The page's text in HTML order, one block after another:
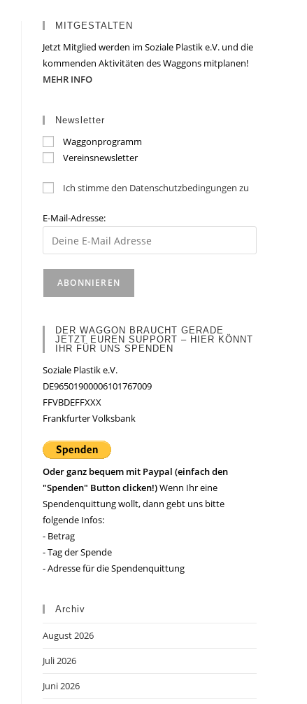
MITGESTALTEN
Jetzt Mitglied werden im Soziale Plastik e.V. und die
kommenden Aktivitäten des Waggons mitplanen!
MEHR INFO
Newsletter
Waggonprogramm
Vereinsnewsletter
Ich stimme den Datenschutzbedingungen zu
E-Mail-Adresse:
DER WAGGON BRAUCHT GERADE
JETZT EUREN SUPPORT – HIER KÖNNT
IHR FÜR UNS SPENDEN
Soziale Plastik e.V.
DE96501900006101767009
FFVBDEFFXXX
Frankfurter Volksbank
Oder ganz bequem mit Paypal (einfach den
"Spenden" Button clicken!)Wenn Ihr eine
Spendenquittung wollt, dann gebt uns bitte
folgende Infos:
- Betrag
- Tag der Spende
- Adresse für die Spendenquittung
Archiv
August 2026
Juli 2026
Juni 2026